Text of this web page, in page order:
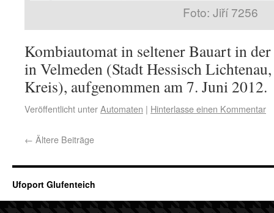
Foto: Jiří 7256
Kombiautomat in seltener Bauart in
in Velmeden (Stadt Hessisch
Kreis), aufgenommen am 7. Juni 2012.
Veröffentlicht unterAutomaten | Hinterlasse einen Kommentar
← Ältere Beiträge
Ufoport Glufenteich